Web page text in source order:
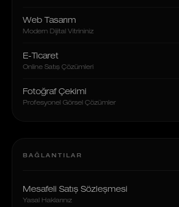
Web Tasarım
Modern Dijital Vitrininiz
E-Ticaret
Online Satış Çözümleri
Fotoğraf Çekimi
Profesyonel Görsel Çözümler
BAĞLANTILAR
Mesafeli Satış Sözleşmesi
Yasal Haklarınız